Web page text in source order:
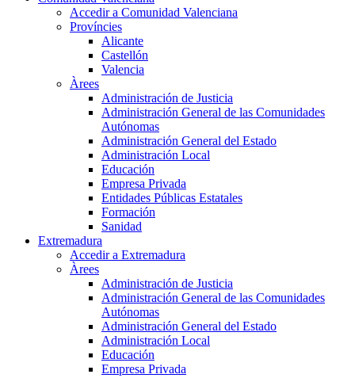
Accedir a Comunidad Valenciana
Províncies
Alicante
Castellón
Valencia
Àrees
Administración de Justicia
Administración General de las Comunidades
Autónomas
Administración General del Estado
Administración Local
Educación
Empresa Privada
Entidades Públicas Estatales
Formación
Sanidad
Extremadura
Accedir a Extremadura
Àrees
Administración de Justicia
Administración General de las Comunidades
Autónomas
Administración General del Estado
Administración Local
Educación
Empresa Privada